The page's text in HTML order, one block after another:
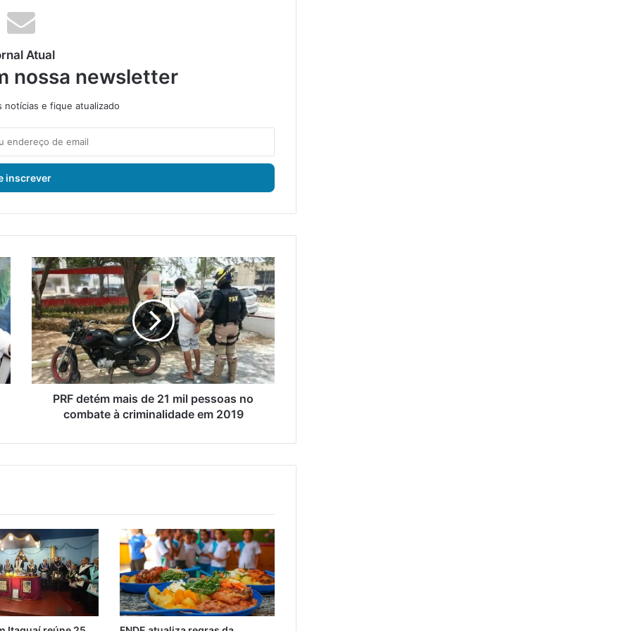
Atual
nossa newsletter
notícias e fique atualizado
P
R
F
d
e
t
é
m
m
d
i
l
p
e
s
o
a
PRF detém mais de 21 mil pessoas no
combate à criminalidade em 2019